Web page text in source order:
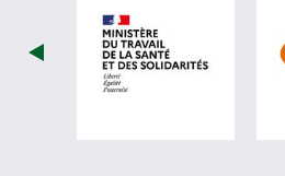
visiter